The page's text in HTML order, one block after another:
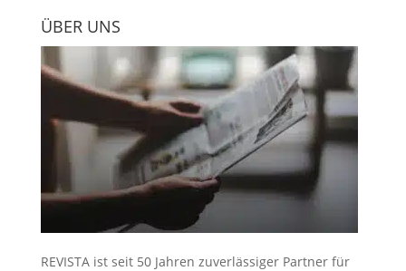
ÜBER UNS
REVISTA ist seit 50 Jahren zuverlässiger Partner für